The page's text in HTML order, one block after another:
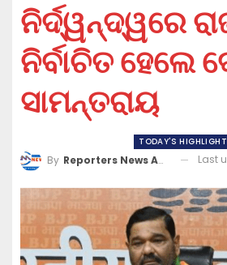
ନିର୍ଦ୍ୱନ୍ଦ୍ୱରେ
ନିର୍ବାଚିତ ହେଲେ
ସାମନ୍ତରାୟ
TODAY'S HIGHLIGHT
By Reporters News Agency Last